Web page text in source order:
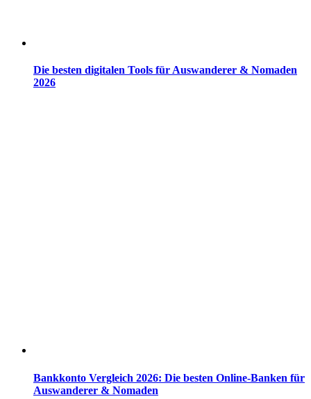
Die besten digitalen Tools für Auswanderer & Nomaden
2026
Bankkonto Vergleich 2026: Die besten Online-Banken für
Auswanderer & Nomaden